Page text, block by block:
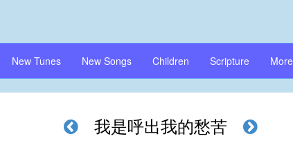
New Tunes New Songs Children Scripture More
我是呼出我的愁苦